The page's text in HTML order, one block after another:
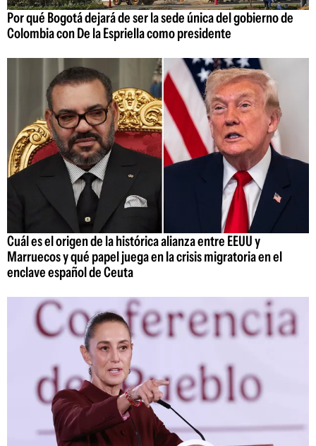
Por qué Bogotá dejará de ser la sede única del gobierno de
Colombia con De la Espriella como presidente
Cuál es el origen de la histórica alianza entre EEUU y
Marruecos y qué papel juega en la crisis migratoria en el
enclave español de Ceuta